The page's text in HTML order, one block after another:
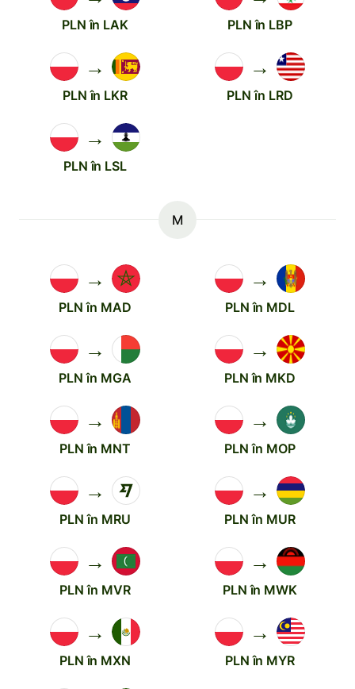
PLN în LAK PLN în LBP
→
PLN în LKR
→
PLN în LRD
→
PLN în LSL
M
→
PLN în MAD
→
PLN în MDL
→
PLN în MGA
→
PLN în MKD
→
PLN în MNT
→
PLN în MOP
→
PLN în MRU
→
PLN în MUR
→
PLN în MVR
→
PLN în MWK
→
PLN în MXN
→
PLN în MYR